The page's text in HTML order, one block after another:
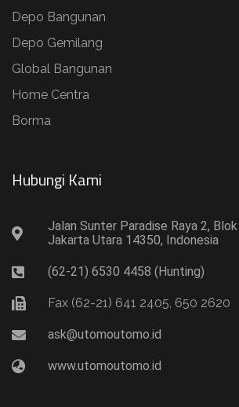
Depo Bangunan
Depo Gemilang
Global Bangunan
Home Centra
Borma
Hubungi Kami​
Jalan Sunter Paradise Raya 2,
Jakarta Utara 14350, Indonesia
(62-21) 6530 4458 (Hunting)
Fax (62-21) 641 2405, 650 2620
ask@utomoutomo.id
www.utomoutomo.id